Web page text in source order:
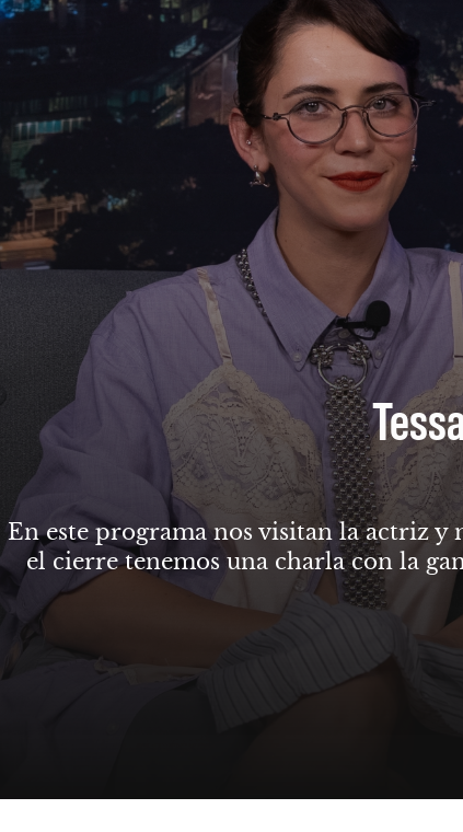
En este programa nos visitan la actriz y
el cierre tenemos una charla con la